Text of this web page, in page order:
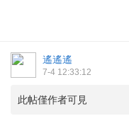
遙遙遙
7-4 12:33:12
此帖僅作者可見